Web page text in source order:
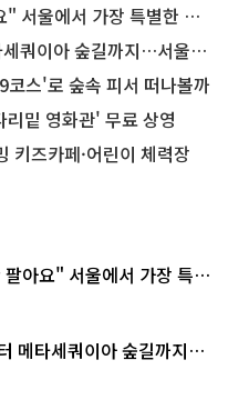
가장 특별한 편의점의 정체
숲길까지…서울둘레길 15코스
스'로 숲속 피서 떠나볼까
밑 영화관' 무료 상영
키즈카페·어린이 체력장
아요" 서울에서 가장 특별
메타세쿼이아 숲길까지…